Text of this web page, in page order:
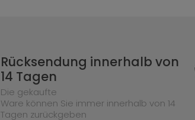
Rücksendung innerhalb von
14 Tagen
Die gekaufte
Ware können Sie immer innerhalb von 14
Tagen zurückgeben